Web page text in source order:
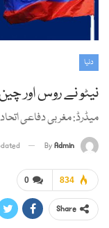
دنیا
نیٹو نے روس اور
میڈرڈ: مغربی دفاعی
ByAdmin
0 834
Share